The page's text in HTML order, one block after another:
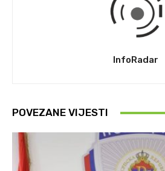
InfoRadar
POVEZANE VIJESTI